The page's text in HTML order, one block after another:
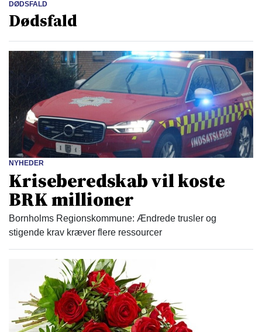
DØDSFALD
Dødsfald
NYHEDER
Kriseberedskab vil koste
BRK millioner
Bornholms Regionskommune: Ændrede trusler og
stigende krav kræver flere ressourcer